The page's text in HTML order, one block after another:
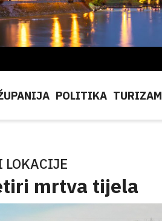
POLITIKA TURIZAM
mrtva tijela